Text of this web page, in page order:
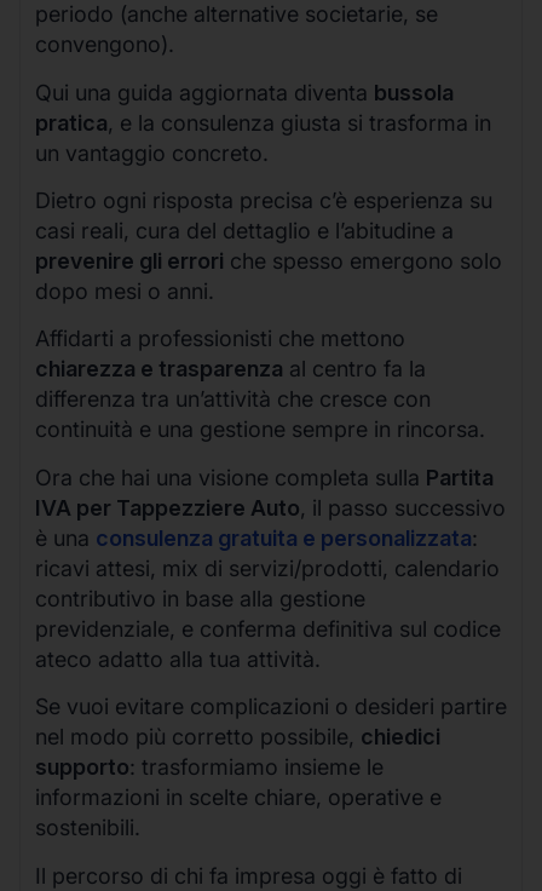
periodo (anche alternative societarie, se
convengono).
Qui una guida aggiornata diventa bussola
pratica, e la consulenza giusta si trasforma in
un vantaggio concreto.
Dietro ogni risposta precisa c’è esperienza su
casi reali, cura del dettaglio e l’abitudine a
prevenire gli errori che spesso emergono solo
dopo mesi o anni.
Affidarti a professionisti che mettono
chiarezza e trasparenza al centro fa la
differenza tra un’attività che cresce con
continuità e una gestione sempre in rincorsa.
Ora che hai una visione completa sulla Partita
IVA per Tappezziere Auto, il passo successivo
è una consulenza gratuita e personalizzata:
ricavi attesi, mix di servizi/prodotti, calendario
contributivo in base alla gestione
previdenziale, e conferma definitiva sul codice
ateco adatto alla tua attività.
Se vuoi evitare complicazioni o desideri partire
nel modo più corretto possibile, chiedici
supporto: trasformiamo insieme le
informazioni in scelte chiare, operative e
sostenibili.
Il percorso di chi fa impresa oggi è fatto di